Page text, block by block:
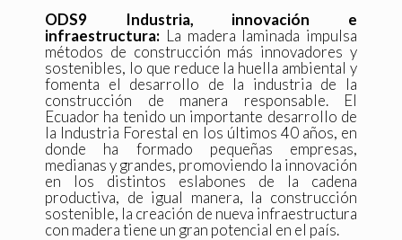
ODS9 Industria, innovación e
infraestructura: La madera laminada impulsa
métodos de construcción más innovadores y
sostenibles, lo que reduce la huella ambiental y
fomenta el desarrollo de la industria de la
construcción de manera responsable. El
Ecuador ha tenido un importante desarrollo de
la Industria Forestal en los últimos 40 años, en
donde ha formado pequeñas empresas,
medianas y grandes, promoviendo la innovación
en los distintos eslabones de la cadena
productiva, de igual manera, la construcción
sostenible, la creación de nueva infraestructura
con madera tiene un gran potencial en el país.